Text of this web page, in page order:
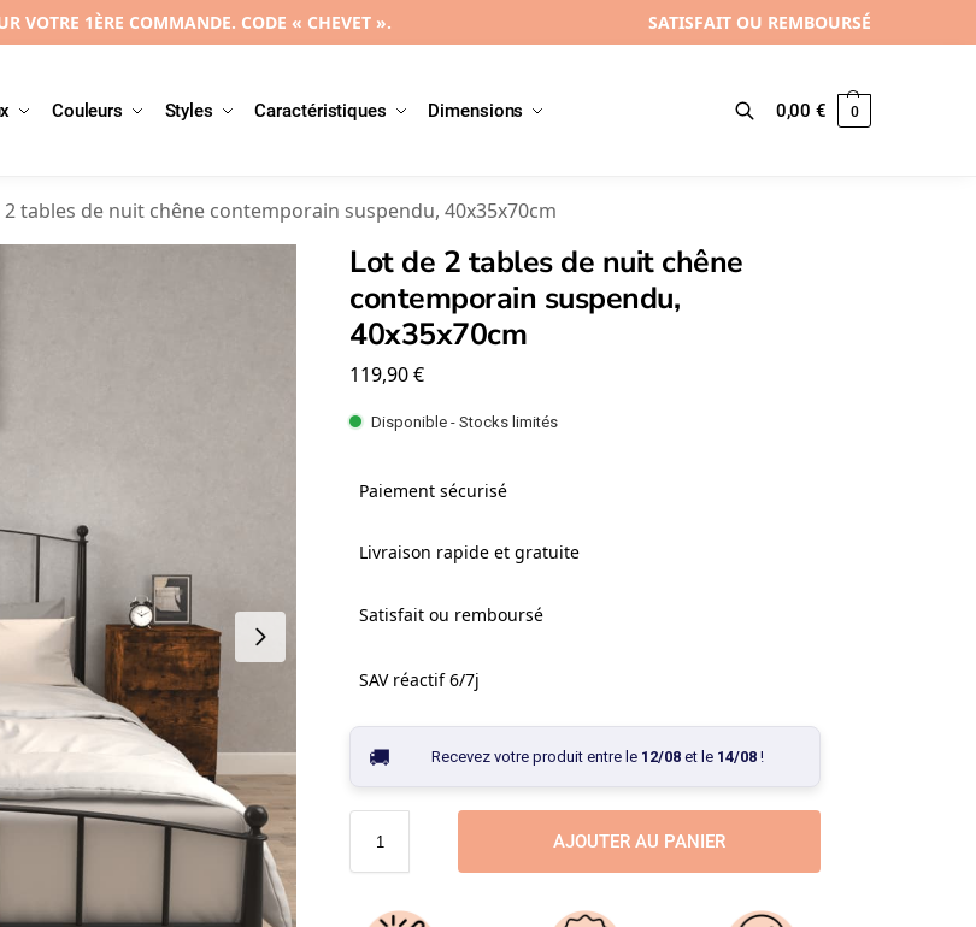
VOTRE 1ÈRE COMMANDE. CODE « CHEVET ». SATISFAIT OU REMBOURSÉ
Couleurs Styles Caractéristiques Dimensions
Recherche 0,00€ 0
2 tables de nuit chêne contemporain suspendu, 40x35x70cm
Lot de 2 tables de nuit chêne
contemporain suspendu,
40x35x70cm
119,90€
Disponible - Stocks limités
Paiement sécurisé
Livraison rapide et gratuite
Satisfait ou remboursé
SAV réactif 6/7j
Recevez votre produit entre le 12/08et le 14/08!
AJOUTER AU PANIER